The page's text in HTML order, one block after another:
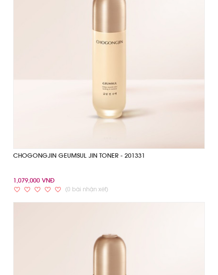
CHOGONGJIN GEUMSUL JIN TONER - 201331
1,079,000 VNĐ
(0 bài nhận xét)